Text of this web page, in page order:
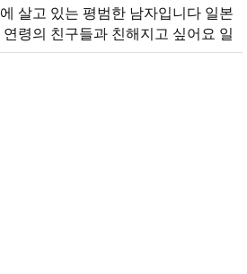
살고 있는 평범한 남자입니다 일본
령의 친구들과 친해지고 싶어요 일
은 곳 소개 시켜주면 감사하겠습니